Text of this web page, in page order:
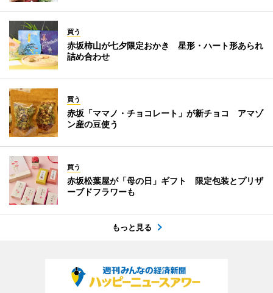
買う
赤坂柿山が七夕限定おかき 星形・ハート形あられ
詰め合わせ
買う
赤坂「ママノ・チョコレート」が新チョコ アマゾ
ン産の豆使う
買う
赤坂松葉屋が「母の日」ギフト 限定包装とプリザ
ーブドフラワーも
もっと見る